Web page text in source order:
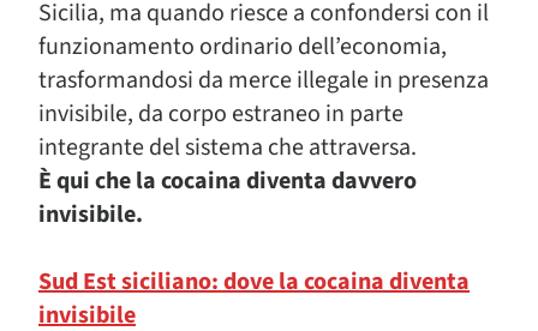
Sicilia, ma quando riesce a confondersi con il
funzionamento ordinario dell’economia,
trasformandosi da merce illegale in presenza
invisibile, da corpo estraneo in parte
integrante del sistema che attraversa.
È qui che la cocaina diventa davvero
invisibile.
Sud Est siciliano: dove la cocaina diventa
invisibile